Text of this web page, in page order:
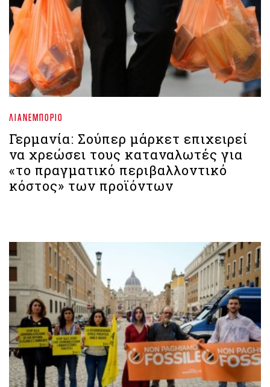
ΛΙΑΝΕΜΠΌΡΙΟ
Γερμανία: Σούπερ μάρκετ επιχειρεί
να χρεώσει τους καταναλωτές για
«το πραγματικό περιβαλλοντικό
κόστος» των προϊόντων